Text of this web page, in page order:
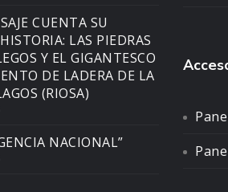
CUENTA SU
LAS PIEDRAS
Y EL GIGANTESCO
DE LADERA DE LA
(RIOSA)
NACIONAL”